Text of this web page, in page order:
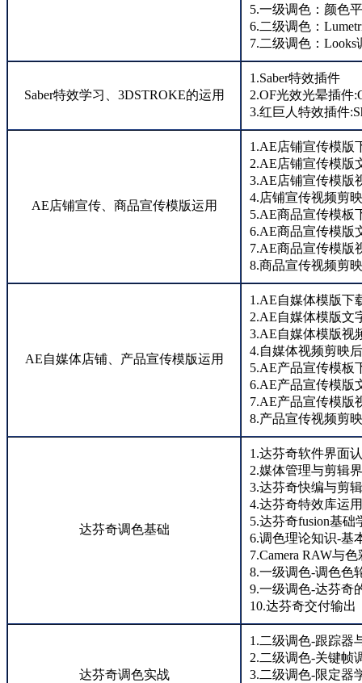
5.一级调色：颜色
6.二级调色：
7.二级调色：Looks
Saber特效学习、3DSTROKE的运用
1.Saber特效插件
2.OF光效光晕插件
3.红巨人特效插件
AE店铺宣传、商品宣传模版运用
1.AE店铺宣传模版
2.AE店铺宣传模版
3.AE店铺宣传模版
4.店铺宣传视频剪
5.AE商品宣传模板
6.AE商品宣传模版
7.AE商品宣传模版
8.商品宣传视频剪
AE自媒体店铺、产品宣传模版运用
1.AE自媒体模版下
2.AE自媒体模版文
3.AE自媒体模版视
4.自媒体视频剪映
5.AE产品宣传模板
6.AE产品宣传模版
7.AE产品宣传模版
8.产品宣传视频剪
达芬奇调色基础
1.达芬奇软件界面
2.媒体管理与剪辑
3.达芬奇快编与剪
4.达芬奇特效库运用
5.达芬奇fusion基础
6.调色理论知识-基
7.Camera RAW与
8.一级调色-调色色
9.一级调色-达芬奇
10.达芬奇交付输出
达芬奇调色实战
1.二级调色-跟踪器
2.二级调色-关键帧
3.二级调色-限定器